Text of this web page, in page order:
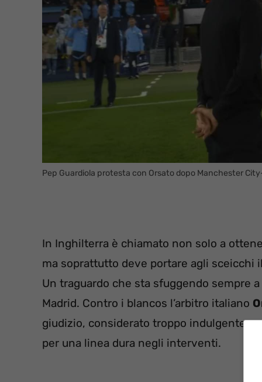
Pep Guardiola protesta con Orsato dopo Manchester
In Inghilterra è chiamato non solo a
ma soprattutto deve portare agli sceicchi
Un traguardo che sta sfuggendo sempre a
Madrid. Contro i blancos l’arbitro italiano
giudizio, considerato troppo indulgente
per una linea dura negli interventi.